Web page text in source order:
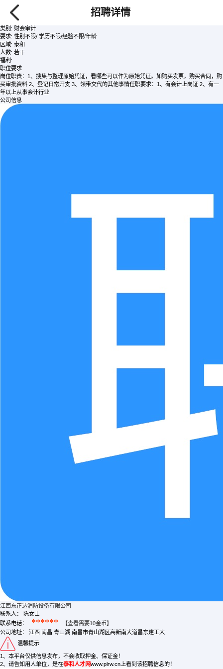
招聘详情
/全职
面议
发布时间:2026-08-08 查看次数:832
类别: 财会审计
要求: 性别不限/ 学历不限/经验不限/年龄
区域: 泰和
人数: 若干
福利:
职位要求
岗位职责：1、搜集与整理原始凭证，看哪些可以作为原始凭证。如购买发票，购买合同，购
买审批资料 2、登记日常开支 3、领带交代的其他事情任职要求：1、有会计上岗证 2、有一
年以上从事会计行业
公司信息
江西东正达消防设备有限公司
联系人：
陈女士
联系电话：
******
【查看需要10金币】
公司地址：
江西 南昌 青山湖 南昌市青山湖区高新南大道昌东建工大
温馨提示
1、本平台仅供信息发布，不会收取押金、保证金！
2、请告知用人单位，是在泰和人才网www.plrw.cn上看到该招聘信息的！